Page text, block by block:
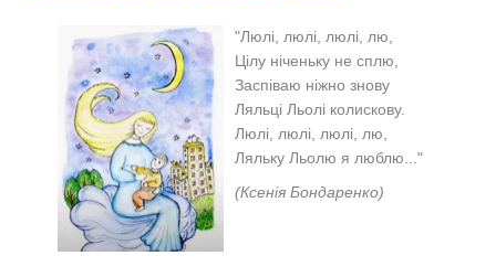
"Люлі, люлі, люлі, лю,
Цілу ніченьку не сплю,
Заспіваю ніжно знову
Ляльці Льолі колискову.
Люлі, люлі, люлі, лю,
Ляльку Льолю я люблю... "
(Ксенія Бондаренко)